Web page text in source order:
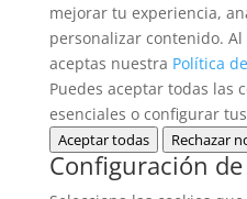
mejorar tu experiencia,
personalizar contenido.
aceptas nuestra Política
Puedes aceptar todas las
esenciales o configurar
Aceptar todas Rechazar
Configuración